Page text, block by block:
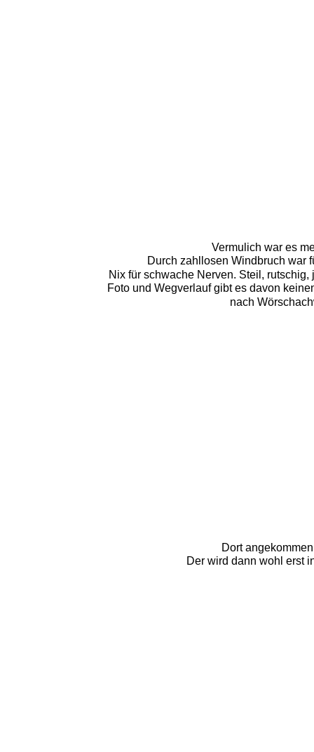
Vermulich war es
Durch zahllosen Windbruch war
Nix für schwache Nerven. Steil,
Foto und Wegverlauf gibt es davon
nach
Dort
Der wird dann wohl erst